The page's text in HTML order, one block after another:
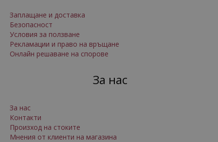
Заплащане и доставка
Безопасност
Условия за ползване
Рекламации и право на връщане
Онлайн решаване на спорове
За нас
За нас
Контакти
Произход на стоките
Мнения от клиенти на магазина